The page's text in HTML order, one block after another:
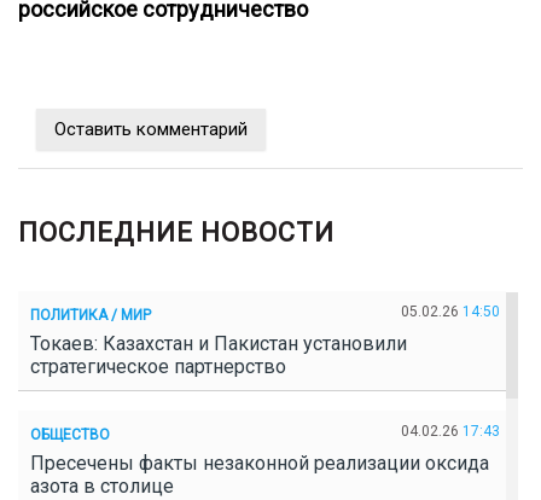
российское сотрудничество
Оставить комментарий
ПОСЛЕДНИЕ НОВОСТИ
ПОЛИТИКА / МИР 05.02.26 14:50
Токаев: Казахстан и Пакистан установили
стратегическое партнерство
ОБЩЕСТВО 04.02.26 17:43
Пресечены факты незаконной реализации оксида
азота в столице